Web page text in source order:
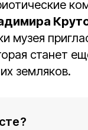
музея
станет
земляков.